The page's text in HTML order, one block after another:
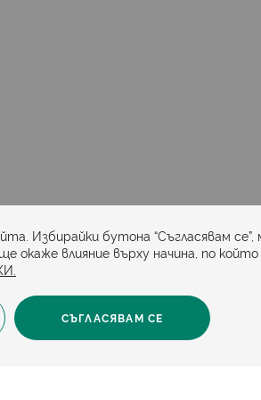
Избирайки бутона “Съгласявам
влияние върху начина, по
СЪГЛАСЯВАМ СЕ